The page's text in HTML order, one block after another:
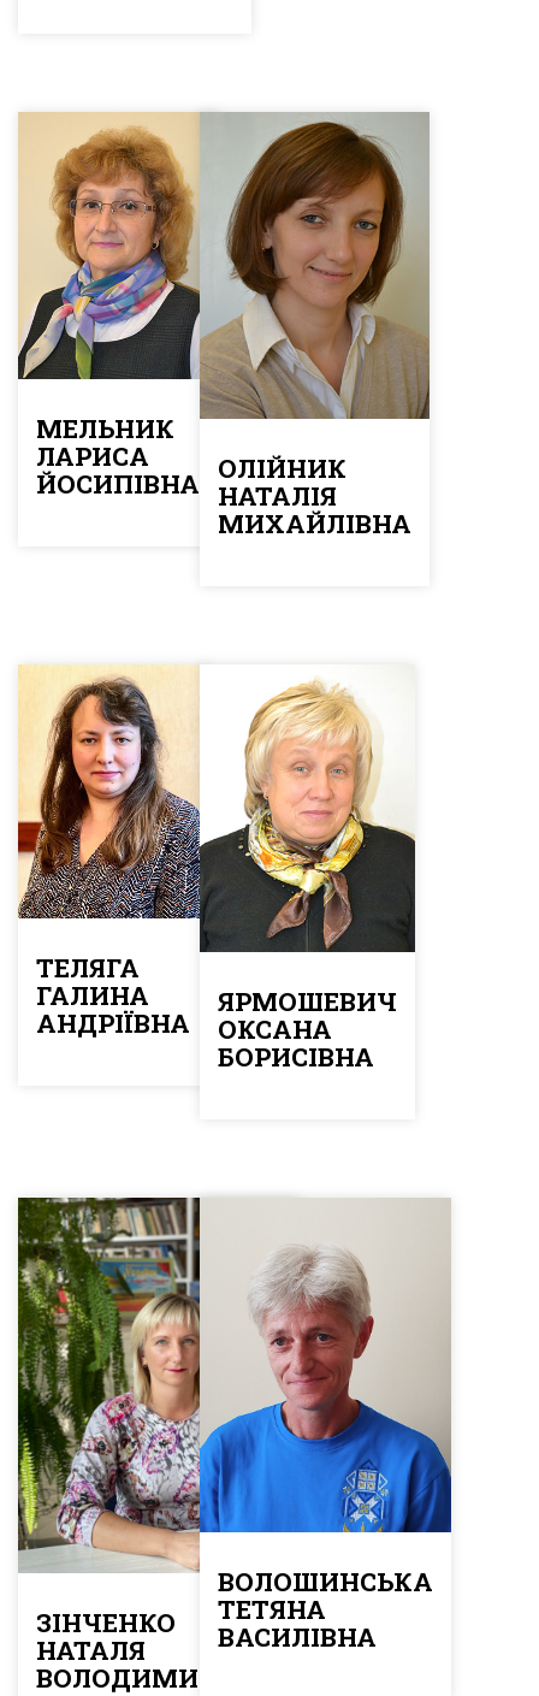
МЕЛЬНИК
ЛАРИСА
ЙОСИПІВНА
ОЛІЙНИК
НАТАЛІЯ
МИХАЙЛІВНА
ТЕЛЯГА
ГАЛИНА
АНДРІЇВНА
ЯРМОШЕВИЧ
ОКСАНА
БОРИСІВНА
ЗІНЧЕНКО
НАТАЛЯ
ВОЛОДИМИРІВНА
ВОЛОШИНСЬКА
ТЕТЯНА
ВАСИЛІВНА